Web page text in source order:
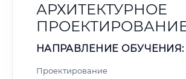
АРХИТЕКТУРНОЕ
НАПРАВЛЕНИЕ ОБУЧЕНИЯ:
Проектирование